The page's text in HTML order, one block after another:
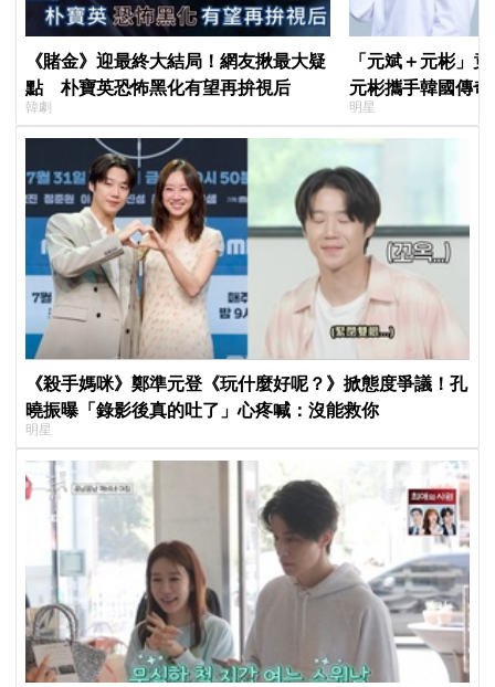
《賭金》迎最終大結局！網友揪最大疑
點 朴寶英恐怖黑化有望再拚視后
韓劇
「元斌＋元彬」
元彬攜手韓國傳
牌，韓網瘋喊：
明星
《殺手媽咪》鄭準元登《玩什麼好呢？》掀態度爭議！孔
曉振曝「錄影後真的吐了」心疼喊：沒能救你
明星